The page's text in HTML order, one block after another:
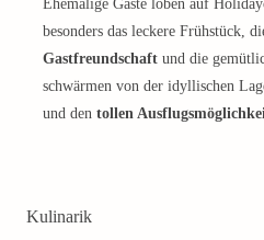
Ehemalige Gäste loben auf
besonders das leckere Frühstück,
Gastfreundschaft und die
schwärmen von der idyllischen
und den tollen
Kulinarik